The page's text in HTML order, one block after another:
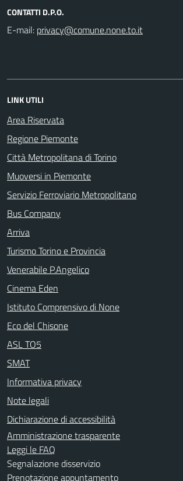
CONTATTI D.P.O.
E-mail:
LINK UTILI
Area Riservata
Regione Piemonte
Città Metropolitana di Torino
Muoversi in Piemonte
Servizio Ferroviario Metropolitano
Bus Company
Arriva
Turismo Torino e Provincia
Venerabile P.Angelico
Cinema Eden
Istituto Comprensivo di None
Eco del Chisone
ASL TO5
SMAT
Informativa privacy
Note legali
Dichiarazione di accessibilità
Amministrazione trasparente
Leggi le FAQ
Segnalazione disservizio
Prenotazione appuntamento